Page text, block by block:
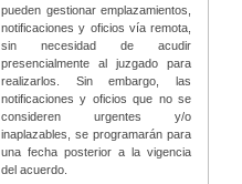
pueden gestionar emplazamientos,
notificaciones y oficios vía remota,
sin necesidad de acudir
presencialmente al juzgado para
realizarlos. Sin embargo, las
notificaciones y oficios que no se
consideren urgentes y/o
inaplazables, se programarán para
una fecha posterior a la vigencia
del acuerdo.